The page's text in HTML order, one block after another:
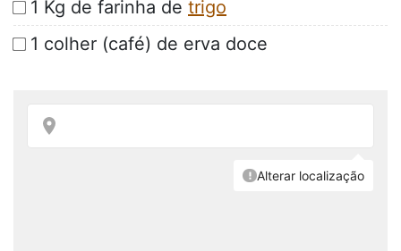
1 Kg de farinha de trigo
1 colher (café) de erva doce